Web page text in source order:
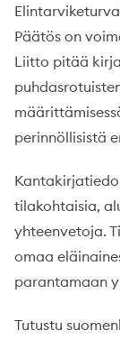
Päätös on
Liitto pitää
perinnöllisistä
tilakohtaisia,
yhteenvetoja.
omaa
parantamaan
Tutustu